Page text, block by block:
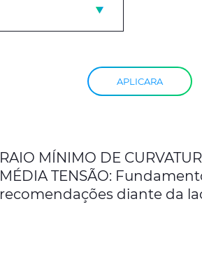
APLICARA
RAIO MÍNIMO DE
MÉDIA TENSÃO:
recomendações diante da